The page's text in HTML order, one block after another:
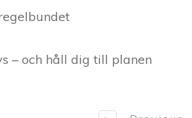
– och håll dig till planen